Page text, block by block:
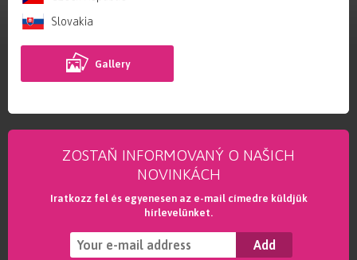
Slovakia
Gallery
ZOSTAŇ INFORMOVANÝ O NAŠICH
NOVINKÁCH
Iratkozz fel és egyenesen az e-mail címedre küldjük
hírlevelünket.